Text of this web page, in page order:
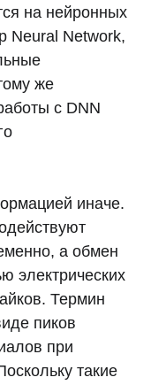
на нейронных
Neural Network,
же
с DNN
иначе.
а обмен
электрических
Термин
пиков
при
такие